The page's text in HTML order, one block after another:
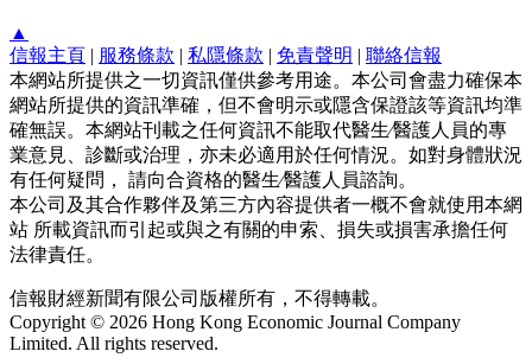
▲
信報主頁 | 服務條款 | 私隱條款 | 免責聲明 | 聯絡信報
本網站所提供之一切資訊僅供參考用途。本公司會盡力確保本
網站所提供的資訊準確，但不會明示或隱含保證該等資訊均準
確無誤。本網站刊載之任何資訊不能取代醫生∕醫護人員的專
業意見、診斷或治理，亦未必適用於任何情況。如對身體狀況
有任何疑問， 請向合資格的醫生∕醫護人員諮詢。
本公司及其合作夥伴及第三方內容提供者一概不會就使用本網
站 所載資訊而引起或與之有關的申索、損失或損害承擔任何
法律責任。
信報財經新聞有限公司版權所有，不得轉載。
Copyright © 2026 Hong Kong Economic Journal Company
Limited. All rights reserved.